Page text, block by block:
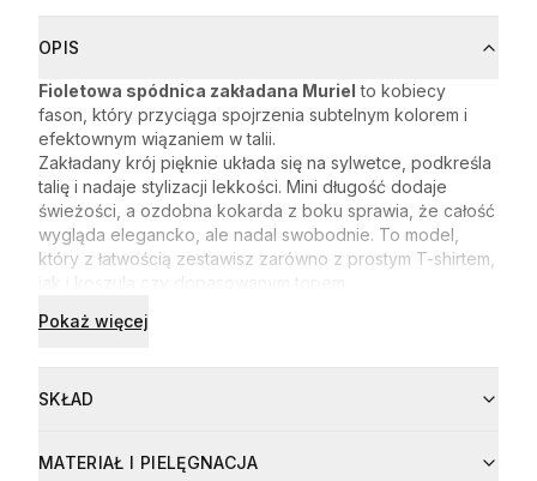
OPIS
Fioletowa spódnica zakładana Muriel to kobiecy
fason, który przyciąga spojrzenia subtelnym kolorem i
efektownym wiązaniem w talii.
Zakładany krój pięknie układa się na sylwetce, podkreśla
talię i nadaje stylizacji lekkości. Mini długość dodaje
świeżości, a ozdobna kokarda z boku sprawia, że całość
wygląda elegancko, ale nadal swobodnie. To model,
który z łatwością zestawisz zarówno z prostym T-shirtem,
jak i koszulą czy dopasowanym topem.
uniwersalny fason na co dzień i na wyjście
Pokaż więcej
SKŁAD
100% Lyocell
MATERIAŁ I PIELĘGNACJA